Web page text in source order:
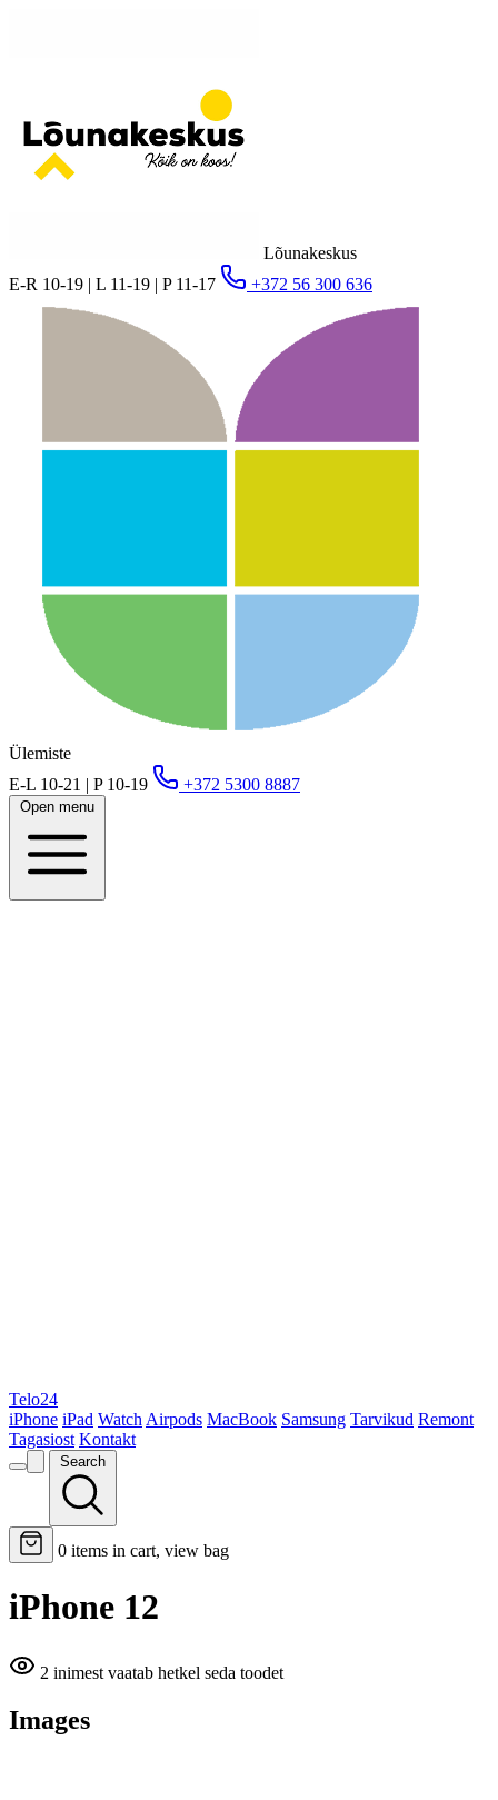
Lõunakeskus
E-R 10-19 | L 11-19 | P 11-17
+372 56 300 636
Ülemiste
E-L 10-21 | P 10-19
+372 5300 8887
Open menu
Telo24
iPhone iPad Watch Airpods MacBook Samsung Tarvikud Remont
Tagasiost Kontakt
Search
0 items in cart, view bag
iPhone 12
2 inimest vaatab hetkel seda toodet
Images